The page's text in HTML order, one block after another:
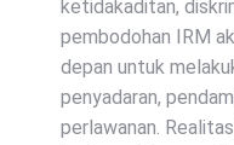
ketidakaditan,
pembodohan IRM
depan untuk
penyadaran,
perlawanan.